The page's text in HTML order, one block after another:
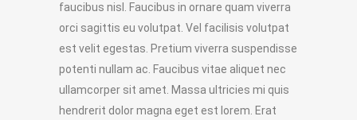
faucibus nisl. Faucibus in ornare quam viverra
orci sagittis eu volutpat. Vel facilisis volutpat
est velit egestas. Pretium viverra suspendisse
potenti nullam ac. Faucibus vitae aliquet nec
ullamcorper sit amet. Massa ultricies mi quis
hendrerit dolor magna eget est lorem. Erat